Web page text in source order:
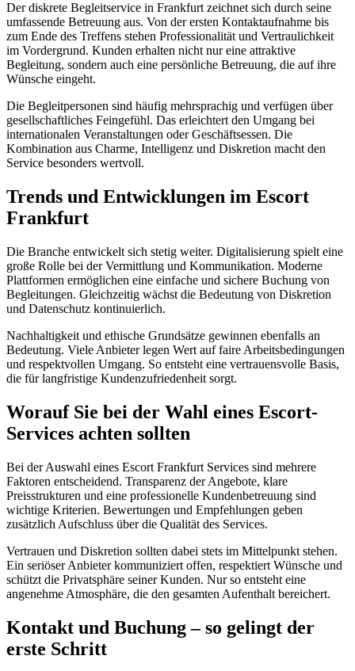
Der diskrete Begleitservice in Frankfurt zeichnet sich durch seine
umfassende Betreuung aus. Von der ersten Kontaktaufnahme bis
zum Ende des Treffens stehen Professionalität und Vertraulichkeit
im Vordergrund. Kunden erhalten nicht nur eine attraktive
Begleitung, sondern auch eine persönliche Betreuung, die auf ihre
Wünsche eingeht.
Die Begleitpersonen sind häufig mehrsprachig und verfügen über
gesellschaftliches Feingefühl. Das erleichtert den Umgang bei
internationalen Veranstaltungen oder Geschäftsessen. Die
Kombination aus Charme, Intelligenz und Diskretion macht den
Service besonders wertvoll.
Trends und Entwicklungen im Escort
Frankfurt
Die Branche entwickelt sich stetig weiter. Digitalisierung spielt eine
große Rolle bei der Vermittlung und Kommunikation. Moderne
Plattformen ermöglichen eine einfache und sichere Buchung von
Begleitungen. Gleichzeitig wächst die Bedeutung von Diskretion
und Datenschutz kontinuierlich.
Nachhaltigkeit und ethische Grundsätze gewinnen ebenfalls an
Bedeutung. Viele Anbieter legen Wert auf faire Arbeitsbedingungen
und respektvollen Umgang. So entsteht eine vertrauensvolle Basis,
die für langfristige Kundenzufriedenheit sorgt.
Worauf Sie bei der Wahl eines Escort-
Services achten sollten
Bei der Auswahl eines Escort Frankfurt Services sind mehrere
Faktoren entscheidend. Transparenz der Angebote, klare
Preisstrukturen und eine professionelle Kundenbetreuung sind
wichtige Kriterien. Bewertungen und Empfehlungen geben
zusätzlich Aufschluss über die Qualität des Services.
Vertrauen und Diskretion sollten dabei stets im Mittelpunkt stehen.
Ein seriöser Anbieter kommuniziert offen, respektiert Wünsche und
schützt die Privatsphäre seiner Kunden. Nur so entsteht eine
angenehme Atmosphäre, die den gesamten Aufenthalt bereichert.
Kontakt und Buchung – so gelingt der
erste Schritt